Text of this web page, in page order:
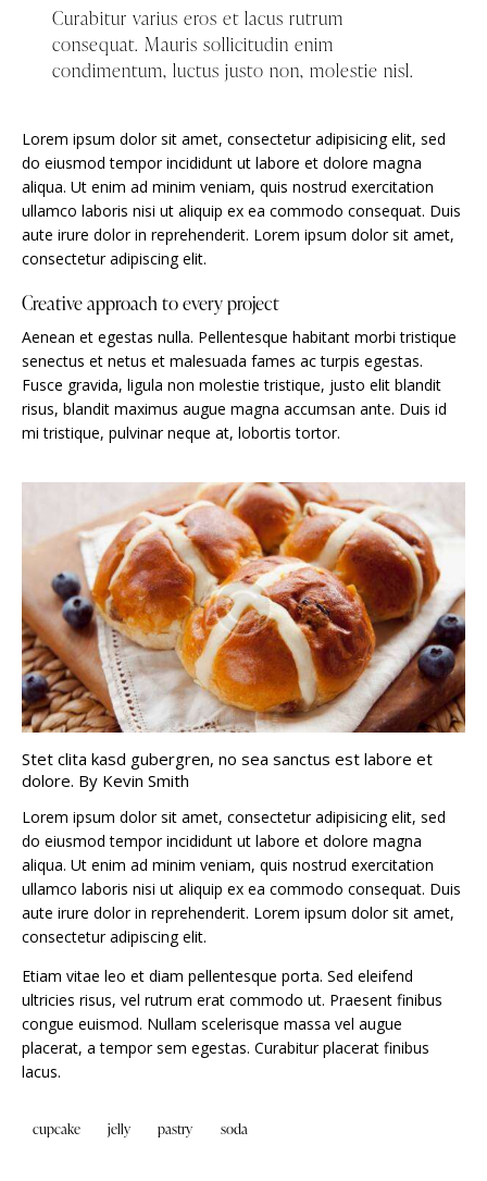
Curabitur varius eros et lacus rutrum
consequat. Mauris sollicitudin enim
condimentum, luctus justo non, molestie nisl.
Lorem ipsum dolor sit amet, consectetur adipisicing elit, sed
do eiusmod tempor incididunt ut labore et dolore magna
aliqua. Ut enim ad minim veniam, quis nostrud exercitation
ullamco laboris nisi ut aliquip ex ea commodo consequat. Duis
aute irure dolor in reprehenderit. Lorem ipsum dolor sit amet,
consectetur adipiscing elit.
Creative approach to every project
Aenean et egestas nulla. Pellentesque habitant morbi tristique
senectus et netus et malesuada fames ac turpis egestas.
Fusce gravida, ligula non molestie tristique, justo elit blandit
risus, blandit maximus augue magna accumsan ante. Duis id
mi tristique, pulvinar neque at, lobortis tortor.
Stet clita kasd gubergren, no sea sanctus est labore et
dolore. By Kevin Smith
Lorem ipsum dolor sit amet, consectetur adipisicing elit, sed
do eiusmod tempor incididunt ut labore et dolore magna
aliqua. Ut enim ad minim veniam, quis nostrud exercitation
ullamco laboris nisi ut aliquip ex ea commodo consequat. Duis
aute irure dolor in reprehenderit. Lorem ipsum dolor sit amet,
consectetur adipiscing elit.
Etiam vitae leo et diam pellentesque porta. Sed eleifend
ultricies risus, vel rutrum erat commodo ut. Praesent finibus
congue euismod. Nullam scelerisque massa vel augue
placerat, a tempor sem egestas. Curabitur placerat finibus
lacus.
cupcake jelly pastry soda